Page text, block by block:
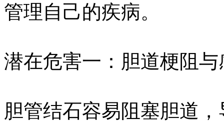
管理自己的疾病。
潜在危害一：胆道梗阻与
胆管结石容易阻塞胆道